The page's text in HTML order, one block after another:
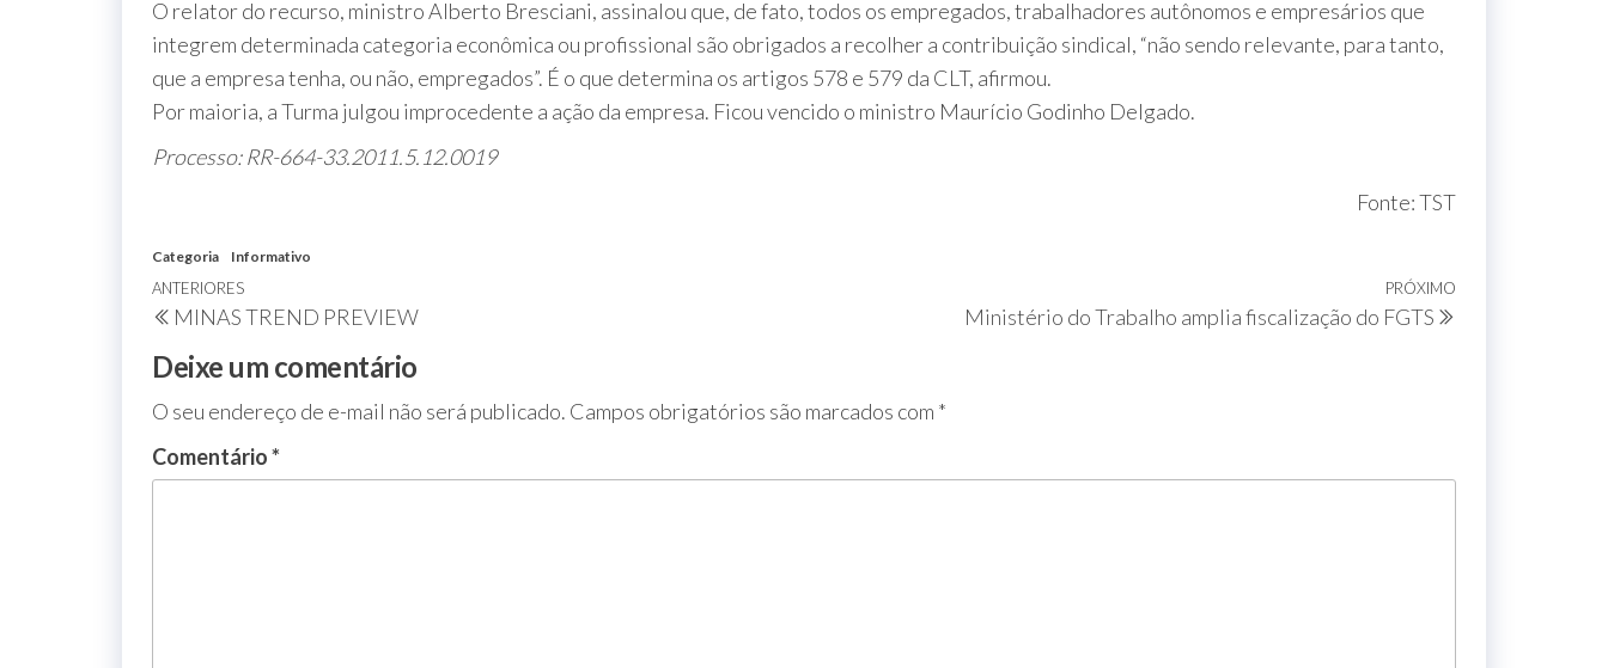
O relator do recurso, ministro Alberto Bresciani, assinalou que, de fato, todos os empregados, trabalhadores autônomos e empresários que
integrem determinada categoria econômica ou profissional são obrigados a recolher a contribuição sindical, “não sendo relevante, para tanto,
que a empresa tenha, ou não, empregados”. É o que determina os artigos 578 e 579 da CLT, afirmou.
Por maioria, a Turma julgou improcedente a ação da empresa. Ficou vencido o ministro Maurício Godinho Delgado.
Processo: RR-664-33.2011.5.12.0019
Fonte: TST
Categoria Informativo
ANTERIORES
MINAS TREND PREVIEW
PRÓXIMO
Ministério do Trabalho amplia fiscalização do FGTS
Deixe um comentário
O seu endereço de e-mail não será publicado. Campos obrigatórios são marcados com *
Comentário*